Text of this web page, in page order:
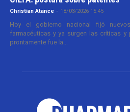
Christian Atance - 18/03/2026 15:45
Hoy el gobierno nacional fijó
farmacéuticas y ya surgen las críticas
prontamente fue la...